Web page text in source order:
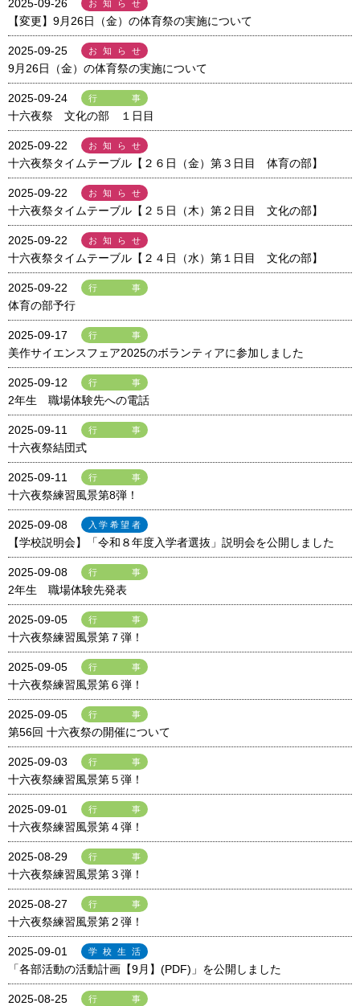
2025-09-26 お知らせ
【変更】9月26日（金）の体育祭の実施について
2025-09-25 お知らせ
9月26日（金）の体育祭の実施について
2025-09-24 行事
十六夜祭 文化の部 １日目
2025-09-22 お知らせ
十六夜祭タイムテーブル【２６日（金）第３日目 体育の部】
2025-09-22 お知らせ
十六夜祭タイムテーブル【２５日（木）第２日目 文化の部】
2025-09-22 お知らせ
十六夜祭タイムテーブル【２４日（水）第１日目 文化の部】
2025-09-22 行事
体育の部予行
2025-09-17 行事
美作サイエンスフェア2025のボランティアに参加しました
2025-09-12 行事
2年生 職場体験先への電話
2025-09-11 行事
十六夜祭結団式
2025-09-11 行事
十六夜祭練習風景第8弾！
2025-09-08 入学希望者
【学校説明会】「令和８年度入学者選抜」説明会を公開しました
2025-09-08 行事
2年生 職場体験先発表
2025-09-05 行事
十六夜祭練習風景第７弾！
2025-09-05 行事
十六夜祭練習風景第６弾！
2025-09-05 行事
第56回 十六夜祭の開催について
2025-09-03 行事
十六夜祭練習風景第５弾！
2025-09-01 行事
十六夜祭練習風景第４弾！
2025-08-29 行事
十六夜祭練習風景第３弾！
2025-08-27 行事
十六夜祭練習風景第２弾！
2025-09-01 学校生活
「各部活動の活動計画【9月】(PDF)」を公開しました
2025-08-25 行事